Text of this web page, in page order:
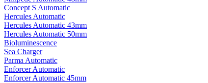
Concept S Automatic
Hercules Automatic
Hercules Automatic 43mm
Hercules Automatic 50mm
Bioluminescence
Sea Charger
Parma Automatic
Enforcer Automatic
Enforcer Automatic 45mm